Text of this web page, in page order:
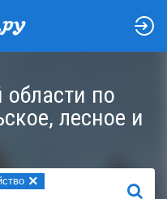
области по
лесное и
×
НАЙТИ